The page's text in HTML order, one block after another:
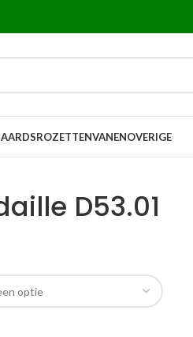
ROZETTENVANENOVERIGE
D53.01